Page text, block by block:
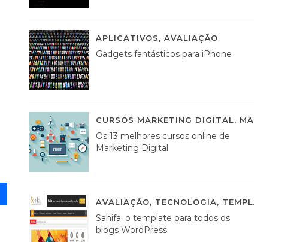
APLICATIVOS, AVALIAÇÃO
Gadgets fantásticos para iPhone
CURSOS MARKETING DIGITAL,
Os 13 melhores cursos online de
Marketing Digital
AVALIAÇÃO, TECNOLOGIA, TEMPLATES
Sahifa: o template para todos os
blogs WordPress